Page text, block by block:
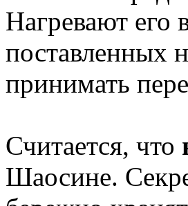
Нагревают его
поставленных
принимать
Считается, что
Шаосине.